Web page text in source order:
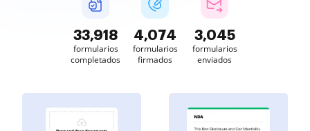
33,918
formularios
completados
4,074
formularios
firmados
3,045
formularios
enviados